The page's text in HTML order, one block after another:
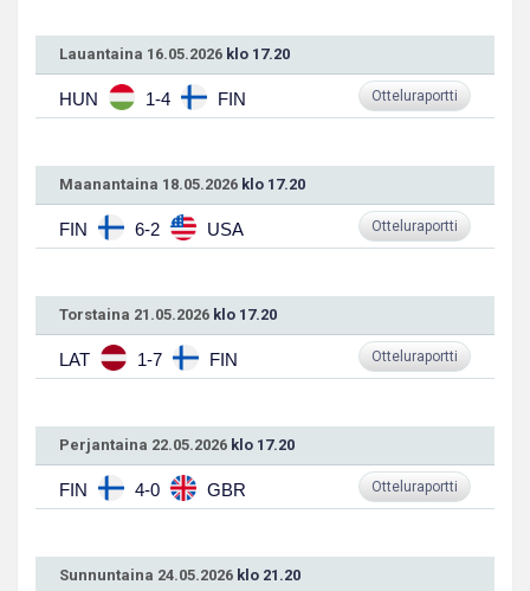
Lauantaina 16.05.2026 klo 17.20
HUN 1-4 FIN Otteluraportti
Maanantaina 18.05.2026 klo 17.20
FIN 6-2 USA Otteluraportti
Torstaina 21.05.2026 klo 17.20
LAT 1-7 FIN Otteluraportti
Perjantaina 22.05.2026 klo 17.20
FIN 4-0 GBR Otteluraportti
Sunnuntaina 24.05.2026 klo 21.20